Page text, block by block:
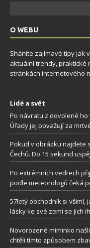
O WEBU
Sháníte zajímavé tipy jak
aktuální trendy,
stránkách internetového
Lidé a svět
Po návratu z dovolené
Úřady jej považují za
Pokud v obrázku najdete
Čechů. Do 15 sekund
Po extrémních vedrech
podle meteorologů čeká
57letý obchodník si všiml,
lásky ke své zemi se jich
Novorozené miminko
chtěli tímto způsobem